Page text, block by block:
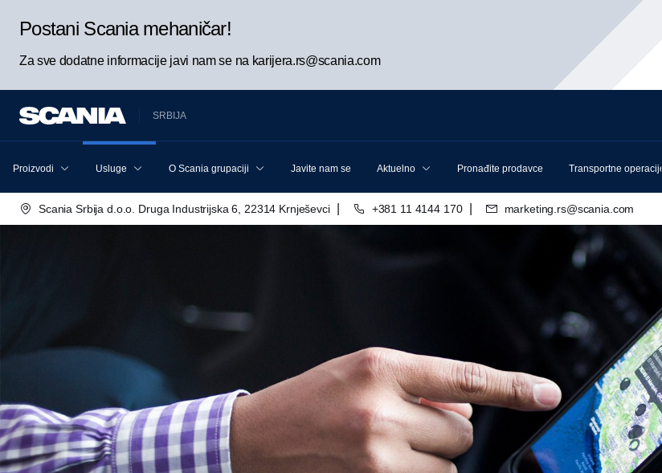
Postani Scania mehaničar!
Za sve dodatne informacije javi nam se na karijera.rs@scania.com
SRBIJA
Proizvodi Usluge O Scania grupaciji Javite nam se Aktuelno Pronađite prodavce Transportne operacije
Scania Srbija d.o.o. Druga Industrijska 6, 22314 Krnješevci +381 11 4144 170 marketing.rs@scania.com